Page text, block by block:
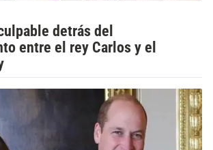
detrás del
entre el rey Carlos y el